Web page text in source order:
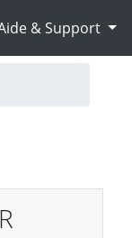
& Support